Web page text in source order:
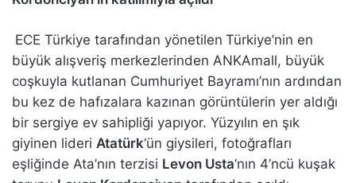
ECE Türkiye tarafından yönetilen Türkiye’nin en
büyük alışveriş merkezlerinden ANKAmall, büyük
coşkuyla kutlanan Cumhuriyet Bayramı’nın ardından
bu kez de hafızalara kazınan görüntülerin yer aldığı
bir sergiye ev sahipliği yapıyor. Yüzyılın en şık
giyinen lideri Atatürk‘ün giysileri, fotoğrafları
eşliğinde Ata’nın terzisi Levon Usta‘nın 4’ncü kuşak